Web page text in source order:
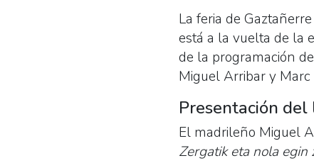
La feria de
está a la vuelta de la
de la programación
Miguel Arribar y Marc
Presentación del
El madrileño Miguel
Zergatik eta nola egin